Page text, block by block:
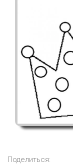
Поделиться: